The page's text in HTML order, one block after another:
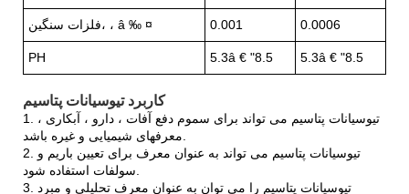
فلزات سنگین، ، â ‰ ¤ 0.001 0.0006
PH 5.3â € "8.5 5.3â € "8.5
کاربرد تیوسیانات پتاسیم
1. تیوسیانات پتاسیم می تواند برای سموم دفع آفات ، دارو ، آبکاری ،
2. تیوسیانات پتاسیم می تواند به عنوان معرف برای تعیین باریم و
3. تیوسیانات پتاسیم را می توان به عنوان معرف تحلیلی و مبرد